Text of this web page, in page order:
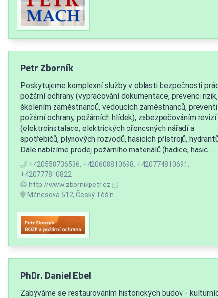
Petr Zborník
Poskytujeme komplexní služby v oblasti bezpečnosti
požární ochrany (vypracování dokumentace, prevenci rizik,
školením zaměstnanců, vedoucích zaměstnanců,
požární ochrany, požárních hlídek), zabezpečováním revizí
(elektroinstalace, elektrických přenosných nářadí a
spotřebičů, plynových rozvodů, hasicích přístrojů,
Dále nabízíme prodej požárního materiálů (hadice, hasic...
+420558736586, +420608810698, +420774810691,
+420777810822
http://www.zbornikpetr.cz
Mánesova 512, Český Těšín
PhDr. Daniel Ebel
Zabýváme se restaurováním historických budov -